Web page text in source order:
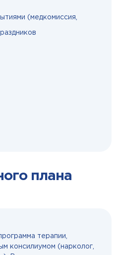
(медкомиссия,
плана
терапии,
консилиумом (нарколог,